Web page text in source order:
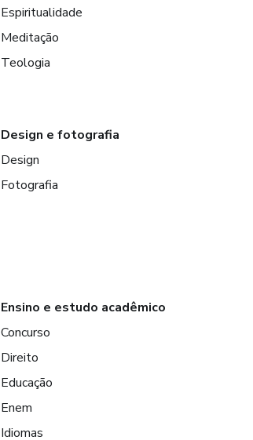
Espiritualidade
Meditação
Teologia
Design e fotografia
Design
Fotografia
Ensino e estudo acadêmico
Concurso
Direito
Educação
Enem
Idiomas